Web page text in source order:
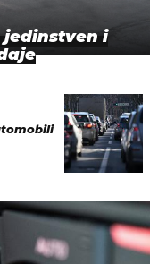
jedinstven i